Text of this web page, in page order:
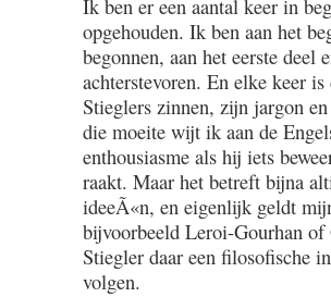
Ik ben er een aantal keer in
opgehouden. Ik ben aan het
begonnen, aan het eerste deel
achterstevoren. En elke keer
Stieglers zinnen, zijn jargon
die moeite wijt ik aan de
enthousiasme als hij iets
raakt. Maar het betreft bijna
ideeÃ«n, en eigenlijk geldt
bijvoorbeeld Leroi-Gourhan
Stiegler daar een filosofische
volgen.